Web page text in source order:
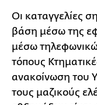
Οι καταγγελίες
βάση μέσω της
μέσω
τόπους
ανακοίνωση του
τους μαζικούς